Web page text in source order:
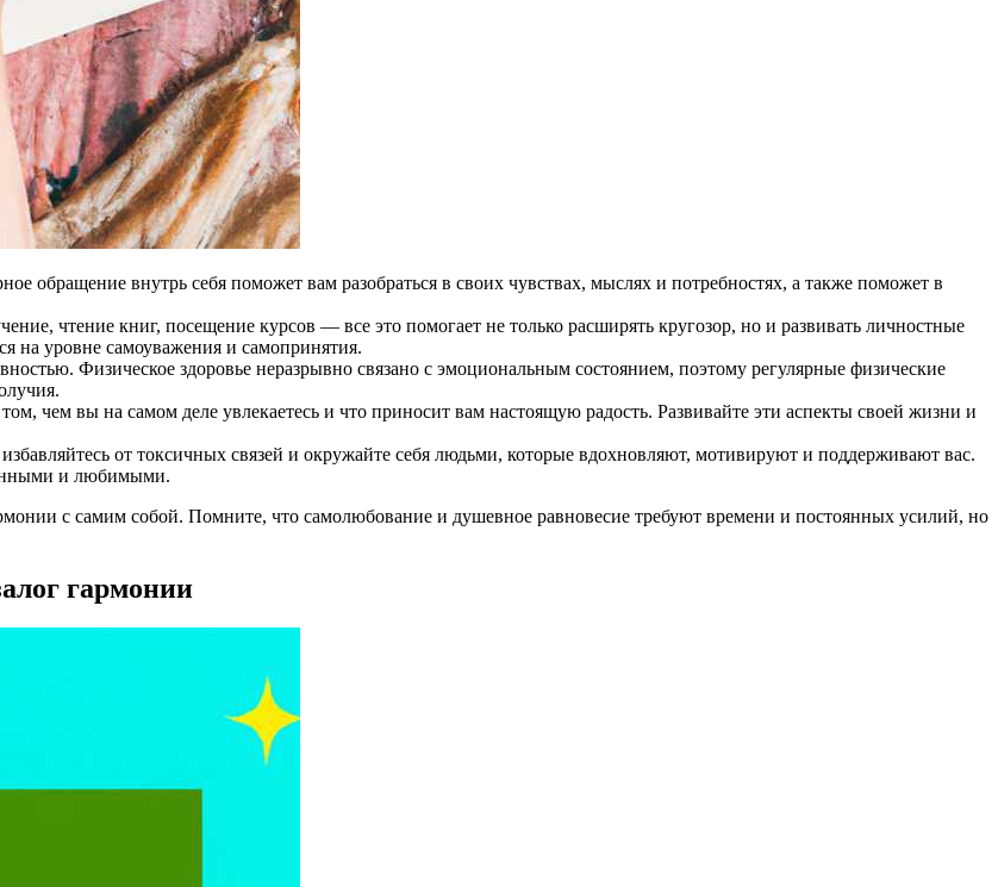
обращение внутрь себя поможет вам разобраться в своих чувствах, мыслях и потребностях, а также поможет в
чтение книг, посещение курсов — все это помогает не только расширять кругозор, но и развивать личностные
на уровне самоуважения и самопринятия.
Физическое здоровье неразрывно связано с эмоциональным состоянием, поэтому регулярные физические
чем вы на самом деле увлекаетесь и что приносит вам настоящую радость. Развивайте эти аспекты своей жизни и
от токсичных связей и окружайте себя людьми, которые вдохновляют, мотивируют и поддерживают вас.
и любимыми.
с самим собой. Помните, что самолюбование и душевное равновесие требуют времени и постоянных усилий, но
гармонии